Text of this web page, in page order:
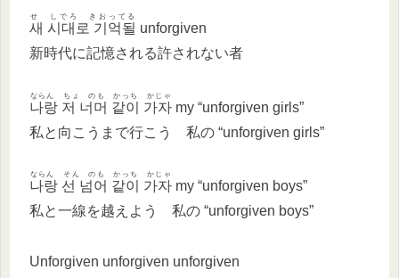
새 시대로 기억될
せ しでろ きおってる
unforgiven
新時代に記憶される許されない者
나랑 저 너머 같이 가자
ならん ちょ のも かっち かじゃ
my “unforgiven girls”
私と向こうまで行こう 私の “unforgiven girls”
나랑 선 넘어 같이 가자
ならん そん のも かっち かじゃ
my “unforgiven boys”
私と一線を越えよう 私の “unforgiven boys”
Unforgiven unforgiven unforgiven